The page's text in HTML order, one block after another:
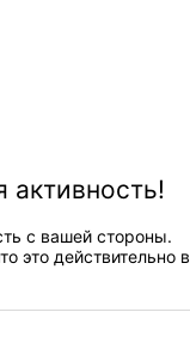
активность!
с вашей стороны.
это действительно